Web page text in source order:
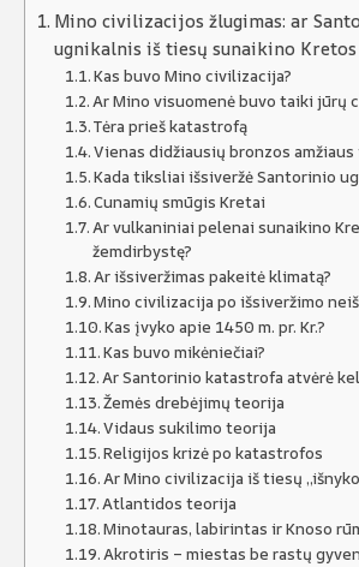
Mino civilizacijos žlugimas: ar
ugnikalnis iš tiesų sunaikino Kretos
Kas buvo Mino civilizacija?
Ar Mino visuomenė buvo taiki jūrų
Tėra prieš katastrofą
Vienas didžiausių bronzos
Kada tiksliai išsiveržė Santorinio
Cunamių smūgis Kretai
Ar vulkaniniai pelenai sunaikino
žemdirbystę?
Ar išsiveržimas pakeitė klimatą?
Mino civilizacija po išsiveržimo
Kas įvyko apie 1450 m. pr. Kr.?
Kas buvo mikėniečiai?
Ar Santorinio katastrofa atvėrė
Žemės drebėjimų teorija
Vidaus sukilimo teorija
Religijos krizė po katastrofos
Ar Mino civilizacija iš tiesų
Atlantidos teorija
Minotauras, labirintas ir Knoso
Akrotiris – miestas be rastų